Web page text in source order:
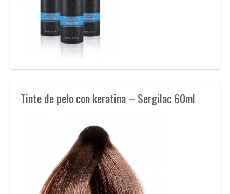
Tinte de pelo con keratina – Sergilac 60ml